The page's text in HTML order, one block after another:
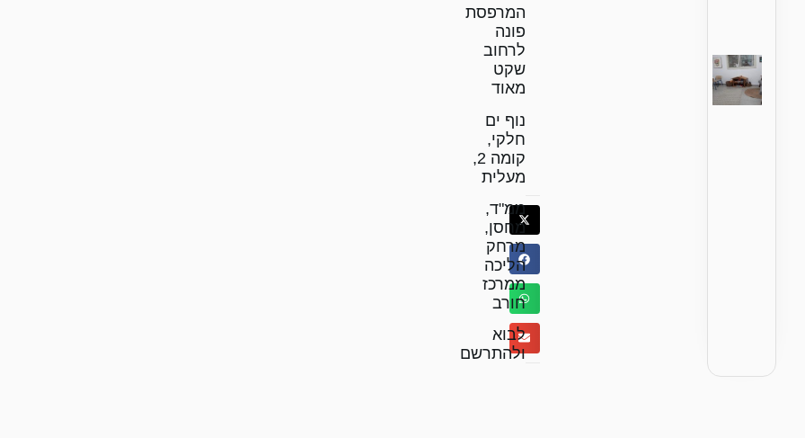
המרפסת
פונה
לרחוב
שקט
מאוד
נוף ים
חלקי,
קומה 2,
מעלית
ממ"ד,
מחסן,
מרחק
הליכה
ממרכז
חורב
לבוא
ולהתרשם